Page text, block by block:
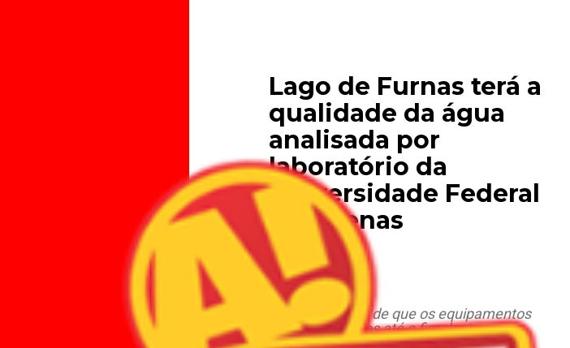
Lago de Furnas terá a
qualidade da água
analisada por
laboratório da
Universidade Federal
de Alfenas
08.05.2025
A expectativa é de que os equipamentos
sejam adquiridos até o fim deste ano.